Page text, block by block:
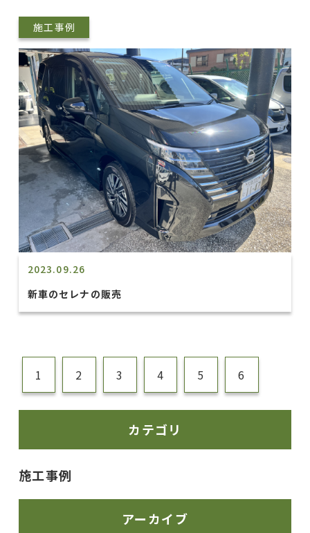
施工事例
2023.09.26
新車のセレナの販売
1 2 3 4 5 6
カテゴリ
施工事例
アーカイブ